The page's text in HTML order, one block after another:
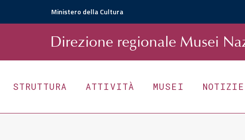
Ministero della Cultura
Direzione regionale Musei
STRUTTURA ATTIVITÀ MUSEI NOTIZIE